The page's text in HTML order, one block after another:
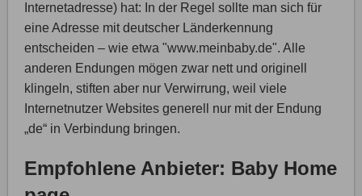
Internetadresse) hat: In der Regel sollte man sich für
eine Adresse mit deutscher Länderkennung
entscheiden – wie etwa "www.meinbaby.de". Alle
anderen Endungen mögen zwar nett und originell
klingeln, stiften aber nur Verwirrung, weil viele
Internetnutzer Websites generell nur mit der Endung
„de“ in Verbindung bringen.
Empfohlene Anbieter: Baby Home